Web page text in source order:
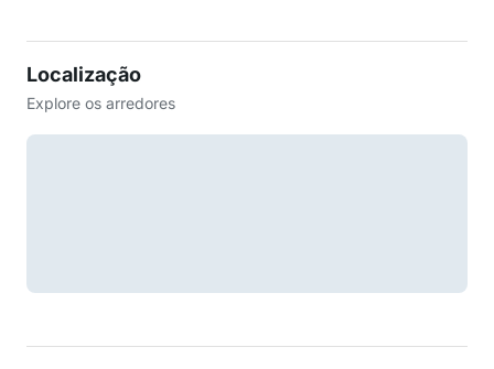
Localização
Explore os arredores